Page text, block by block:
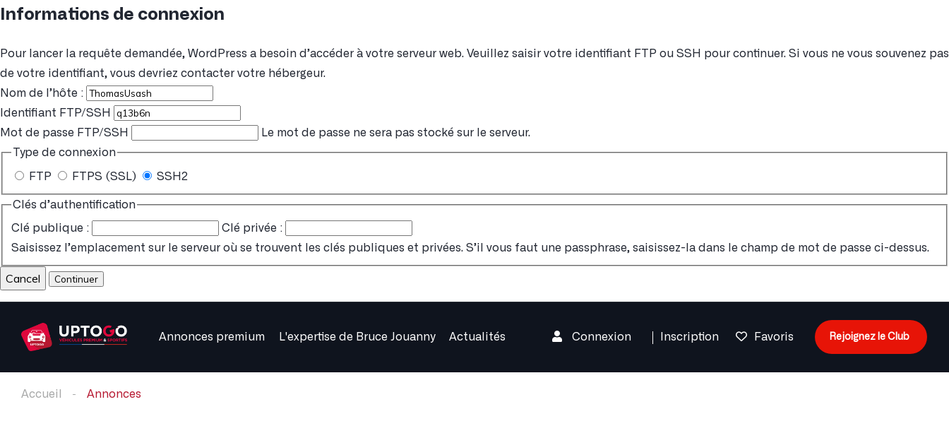
Informations de connexion
Pour lancer la requête demandée, WordPress a besoin d’accéder à votre serveur web. Veuillez saisir votre identifiant FTP ou SSH pour continuer. Si vous ne vous souvenez pas
de votre identifiant, vous devriez contacter votre hébergeur.
Nom de l’hôte :
Identifiant FTP/SSH
Mot de passe FTP/SSH
Le mot de passe ne sera pas stocké sur le serveur.
Type de connexion
FTP FTPS (SSL) SSH2
Clés d’authentification
Clé publique :
Clé privée :
Saisissez l’emplacement sur le serveur où se trouvent les clés publiques et privées. S’il vous faut une passphrase, saisissez-la dans le champ de mot de passe ci-dessus.
Cancel
Annonces premium L'expertise de Bruce Jouanny Actualités Connexion Inscription Favoris Rejoignez le Club
Accueil Annonces